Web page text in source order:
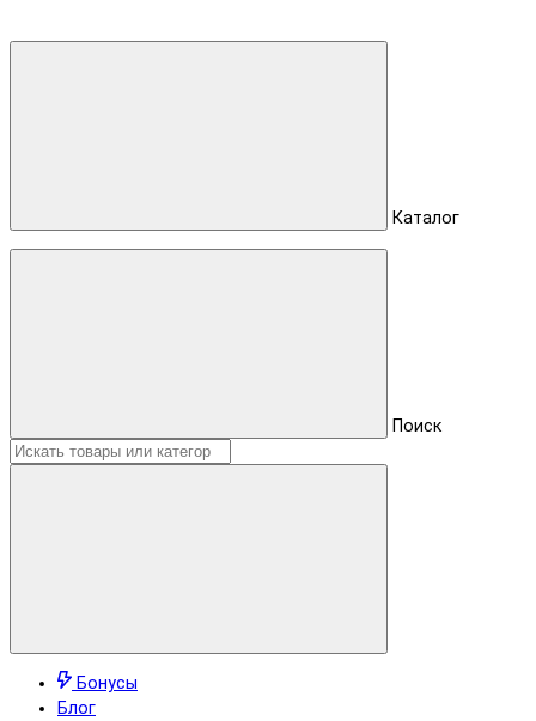
Каталог
Поиск
Бонусы
Блог